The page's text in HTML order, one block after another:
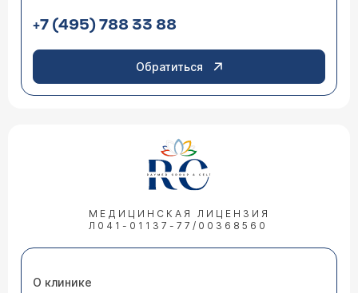
+7 (495) 788 33 88
Обратиться
МЕДИЦИНСКАЯ ЛИЦЕНЗИЯ
Л041-01137-77/00368560
О клинике